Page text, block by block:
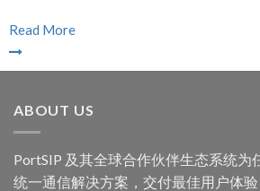
Read More
ABOUT US
PortSIP 及其全球合作伙伴生态系统为
统一通信解决方案，交付最佳用户体验